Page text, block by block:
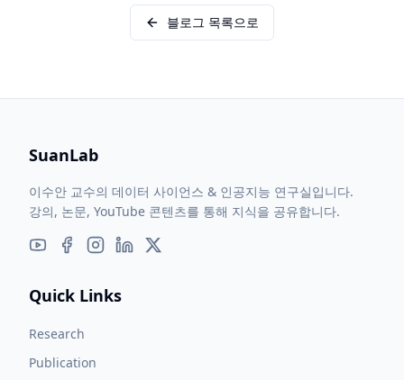
블로그 목록으로
SuanLab
이수안 교수의 데이터 사이언스 & 인공지능 연구실입니다.
강의, 논문, YouTube 콘텐츠를 통해 지식을 공유합니다.
Quick Links
Research
Publication